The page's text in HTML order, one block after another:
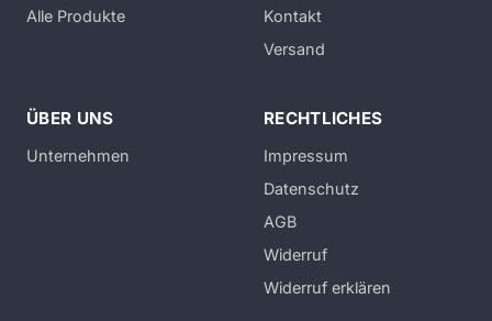
Alle Produkte
Kontakt
Versand
ÜBER UNS
Unternehmen
RECHTLICHES
Impressum
Datenschutz
AGB
Widerruf
Widerruf erklären